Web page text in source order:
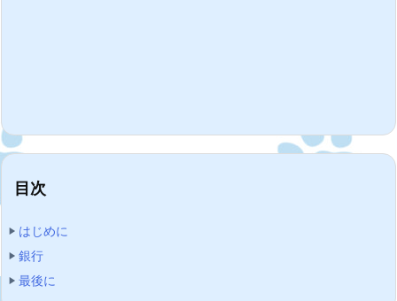
目次
はじめに
銀行
最後に